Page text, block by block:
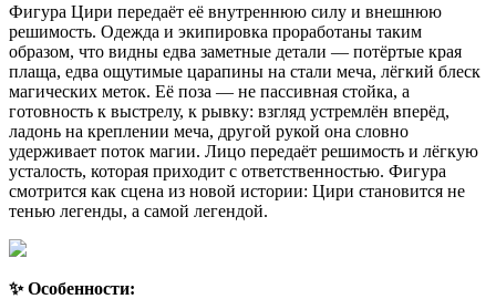
Фигура Цири передаёт её внутреннюю силу и внешнюю
решимость. Одежда и экипировка проработаны таким
образом, что видны едва заметные детали — потёртые края
плаща, едва ощутимые царапины на стали меча, лёгкий блеск
магических меток. Её поза — не пассивная стойка, а
готовность к выстрелу, к рывку: взгляд устремлён вперёд,
ладонь на креплении меча, другой рукой она словно
удерживает поток магии. Лицо передаёт решимость и лёгкую
усталость, которая приходит с ответственностью. Фигура
смотрится как сцена из новой истории: Цири становится не
тенью легенды, а самой легендой.
✨ Особенности: